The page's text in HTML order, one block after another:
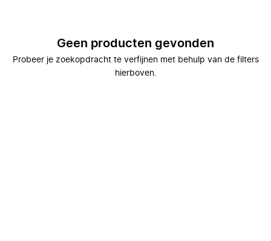
Geen producten gevonden
Probeer je zoekopdracht te verfijnen met behulp van de filters
hierboven.